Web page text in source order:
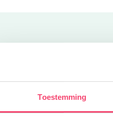
Toestemming